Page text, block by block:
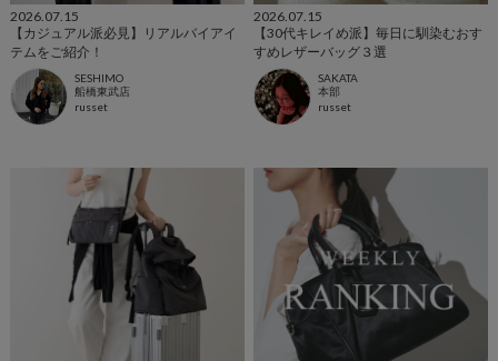
2026.07.15
【カジュアル派必見】リアルバイアイ
テムをご紹介！
SESHIMO
船橋東武店
russet
2026.07.15
【30代キレイめ派】毎日に馴染むおす
すめレザーバッグ３選
SAKATA
本部
russet